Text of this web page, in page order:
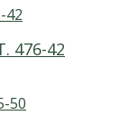
476-42